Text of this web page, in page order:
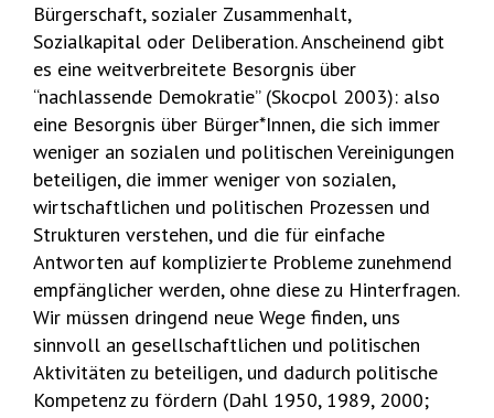
Bürgerschaft, sozialer Zusammenhalt,
Sozialkapital oder Deliberation. Anscheinend gibt
es eine weitverbreitete Besorgnis über
“nachlassende Demokratie” (Skocpol 2003): also
eine Besorgnis über Bürger*Innen, die sich immer
weniger an sozialen und politischen Vereinigungen
beteiligen, die immer weniger von sozialen,
wirtschaftlichen und politischen Prozessen und
Strukturen verstehen, und die für einfache
Antworten auf komplizierte Probleme zunehmend
empfänglicher werden, ohne diese zu Hinterfragen.
Wir müssen dringend neue Wege finden, uns
sinnvoll an gesellschaftlichen und politischen
Aktivitäten zu beteiligen, und dadurch politische
Kompetenz zu fördern (Dahl 1950, 1989, 2000;